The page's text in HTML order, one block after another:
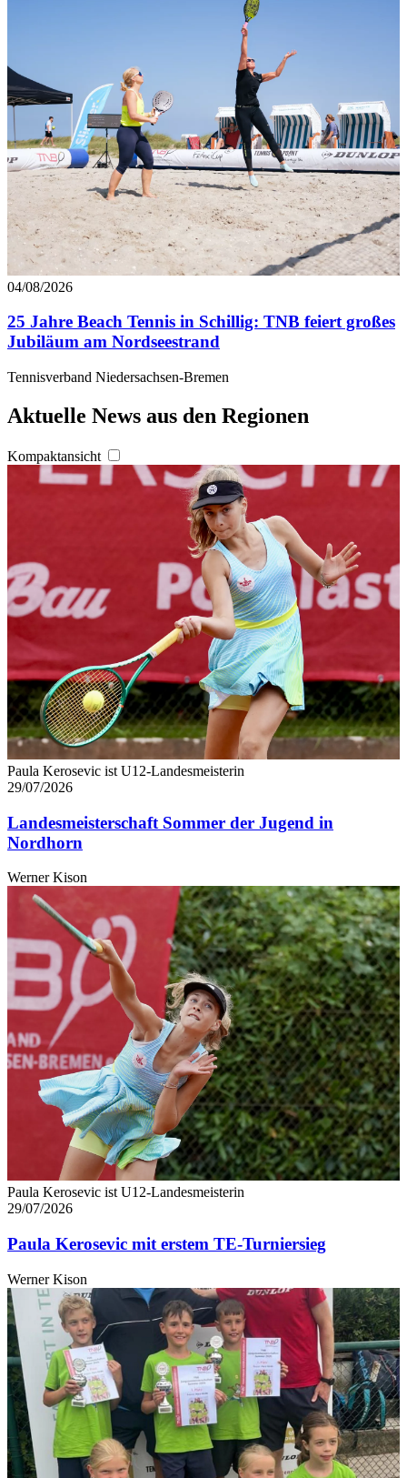
04/08/2026
25 Jahre Beach Tennis in Schillig: TNB feiert großes
Jubiläum am Nordseestrand
Tennisverband Niedersachsen-Bremen
Aktuelle News aus den Regionen
Kompaktansicht
Paula Kerosevic ist U12-Landesmeisterin
29/07/2026
Landesmeisterschaft Sommer der Jugend in
Nordhorn
Werner Kison
Paula Kerosevic ist U12-Landesmeisterin
29/07/2026
Paula Kerosevic mit erstem TE-Turniersieg
Werner Kison